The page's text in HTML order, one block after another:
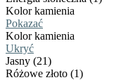
Kolor kamienia
Pokazać
Kolor kamienia
Ukryć
Jasny (21)
Różowe złoto (1)